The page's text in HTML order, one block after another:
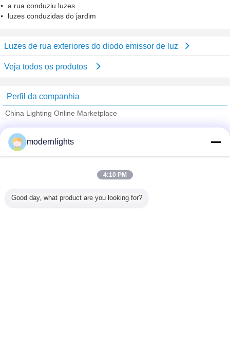
a rua conduziu luzes
luzes conduzidas do jardim
Luzes de rua exteriores do diodo emissor de luz
Veja todos os produtos
Perfil da companhia
China Lighting Online Marketplace
Trust Seal
Verified Suplier
Todos os Produtos
modernlights
4:10 PM
Good day, what product are you looking for?